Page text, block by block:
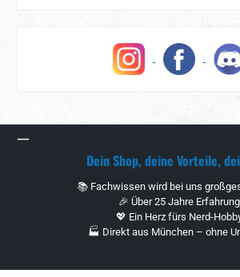
Dein Shop, deine Vorteile,
📚 Fachwissen wird bei uns
🎉 Über 25 Jahre Erfahrung
💖 Ein Herz fürs Nerd-
🏭 Direkt aus München – ohne